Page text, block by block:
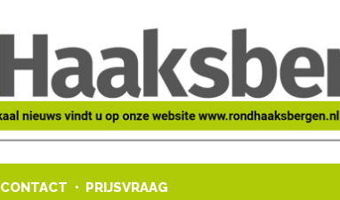
CONTACT PRIJSVRAAG